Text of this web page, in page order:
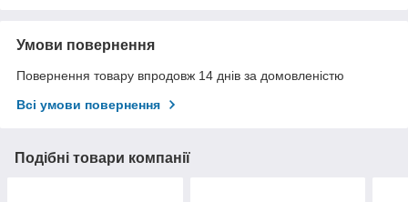
Умови повернення
Повернення товару впродовж 14 днів за домовленістю
Всі умови повернення
Подібні товари компанії